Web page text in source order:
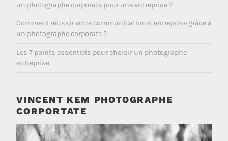
un photographe corporate pour une entreprise ?
Comment réussir votre communication d’entreprise grâce à
un photographe corporate ?
Les 7 points essentiels pour choisir un photographe
entreprise
VINCENT KEM PHOTOGRAPHE
CORPORTATE